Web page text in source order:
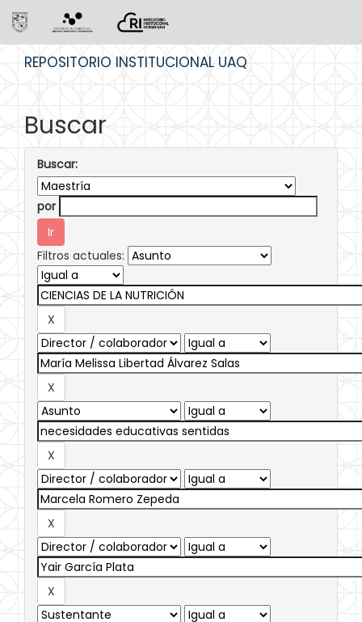
REPOSITORIO INSTITUCIONAL UAQ
Buscar
Buscar:
por
Filtros actuales: